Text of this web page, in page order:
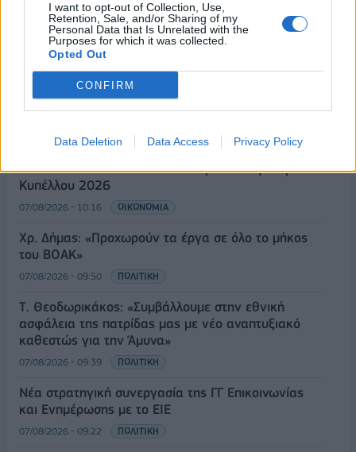
I want to opt-out of Collection, Use,
Retention, Sale, and/or Sharing of my
Personal Data that Is Unrelated with the
Purposes for which it was collected.
Opted Out
CONFIRM
Data Deletion Data Access Privacy Policy
Στρατηγικό εργαλείο για βιώσιμη τουριστική
ανάπτυξη
07/08/2026 - 10:43
ΣΤΑΣΥ: 29,4 χλμ. νέων σιδηροτροχιών στο Μετρό
της Αθήνας - Στο τελικό στάδιο το μεγαλύτερο έργο
αναβάθμισης
07/08/2026 - 10:28 ΕΠΙΧΕΙΡΗΣΕΙΣ
Bank of America: Το τελικό σκορ του Παγκοσμίου
Κυπέλλου 2026
07/08/2026 - 10:16 ΟΙΚΟΝΟΜΙΑ
Χρ. Δήμας: «Προχωρούν τα έργα σε όλο το μήκος
του ΒΟΑΚ»
07/08/2026 - 09:50 ΠΟΛΙΤΙΚΗ
Τ. Θεοδωρικάκος: «Συμβάλλουμε στην εθνική
ασφάλεια της πατρίδας μας με νέο αναπτυξιακό
καθεστώς για την Άμυνα»
07/08/2026 - 09:39 ΠΟΛΙΤΙΚΗ
Νέα στρατηγική συνεργασία της ΓΓ Επικοινωνίας
και Ενημέρωσης με το ΕΙΕ
07/08/2026 - 09:22 ΠΟΛΙΤΙΚΗ